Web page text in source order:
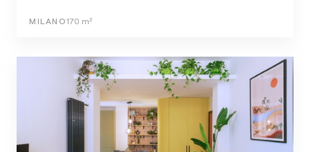
MILANO170 m²